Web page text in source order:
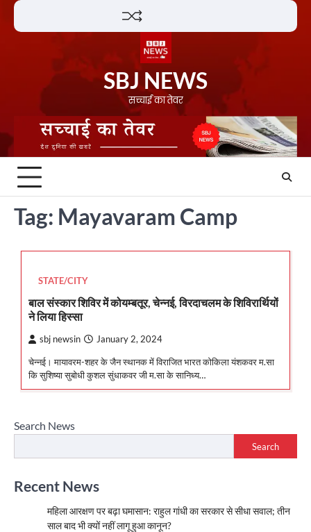
Skip
SBJ NEWS
सच्चाई का तेवर
Tag: Mayavaram Camp
STATE/CITY
बाल संस्कार शिविर में कोयम्बतूर, चेन्नई, विरदाचलम के शिविरार्थियों
ने लिया हिस्सा
sbj newsin January 2, 2024
चेन्नई। मायावरम-शहर के जैन स्थानक में विराजित भारत कोकिला यंशकवर म.सा
कि सुशिष्या सुबोधी कुशल सुंधाकवर जी म.सा के सानिध्य…
Search News
Search
Recent News
महिला आरक्षण पर बढ़ा घमासान: राहुल गांधी का सरकार से सीधा सवाल; तीन
साल बाद भी क्यों नहीं लागू हुआ कानून?